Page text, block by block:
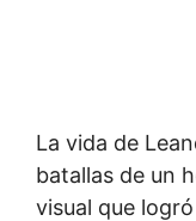
La vida de
batallas de un
visual que